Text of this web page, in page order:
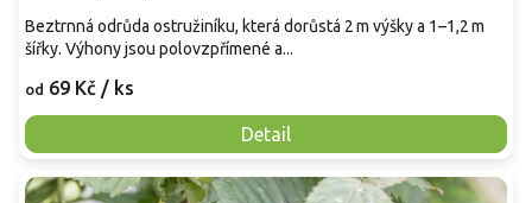
od 69 Kč / ks
Detail
Beztrnná odrůda ostružiníku, která dorůstá 2 m výšky a 1–1,2 m
šířky. Výhony jsou polovzpřímené a...